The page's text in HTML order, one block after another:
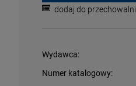
dodaj do przechowalni
Wydawca:
Numer katalogowy: